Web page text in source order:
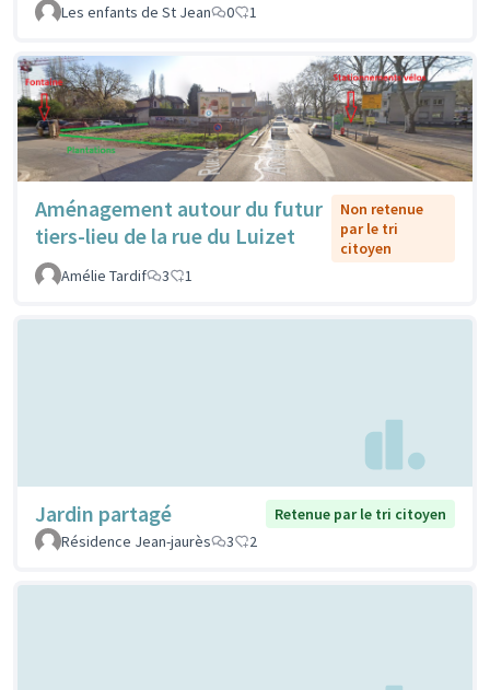
Les enfants de St Jean
0 1
Aménagement autour du futur
tiers-lieu de la rue du Luizet
Non retenue
par le tri
citoyen
Amélie Tardif
3 1
Jardin partagé
Retenue par le tri citoyen
Résidence Jean-jaurès
3 2